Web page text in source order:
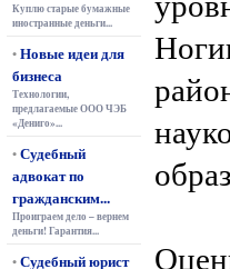
Куплю старые бумажные
иностранные деньги...
•Новые идеи для
бизнеса
Технологии,
предлагаемые ООО ЧЭБ
«Дениго»...
•Судебный
адвокат по
гражданским...
Проиграем дело – вернем
деньги! Гарантия...
•Судебный юрист